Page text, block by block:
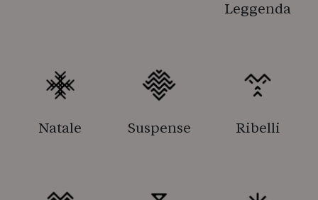
Leggenda
Natale Suspense Ribelli